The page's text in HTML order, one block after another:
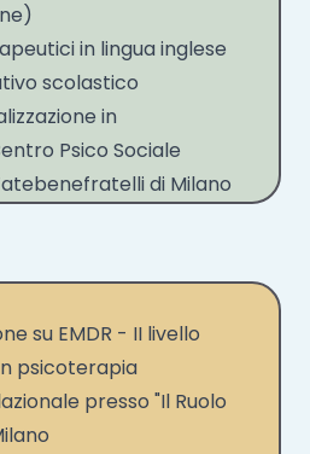
in lingua inglese
scolastico
in
Psico Sociale
di Milano
su EMDR - II livello
psicoterapia
presso "Il Ruolo